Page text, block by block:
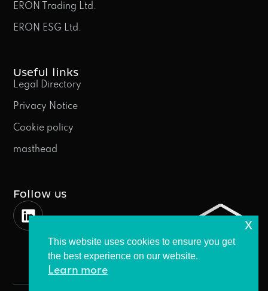
ERON Trading Ltd.
ERON ESG Ltd.
Useful links
Legal Directory
Privacy Notice
Cookie policy
masthead
Follow us
This website uses cookies to ensure you get
the best experience on our website.
Learn more
x